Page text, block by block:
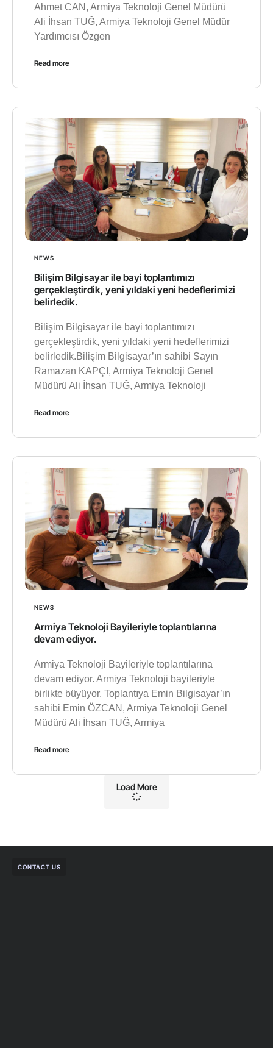
Ahmet CAN, Armiya Teknoloji Genel Müdürü
Ali İhsan TUĞ, Armiya Teknoloji Genel Müdür
Yardımcısı Özgen
Read more
NEWS
Bilişim Bilgisayar ile bayi toplantımızı
gerçekleştirdik, yeni yıldaki yeni hedeflerimizi
belirledik.
Bilişim Bilgisayar ile bayi toplantımızı
gerçekleştirdik, yeni yıldaki yeni hedeflerimizi
belirledik.Bilişim Bilgisayar’ın sahibi Sayın
Ramazan KAPÇI, Armiya Teknoloji Genel
Müdürü Ali İhsan TUĞ, Armiya Teknoloji
Read more
NEWS
Armiya Teknoloji Bayileriyle toplantılarına
devam ediyor.
Armiya Teknoloji Bayileriyle toplantılarına
devam ediyor. Armiya Teknoloji bayileriyle
birlikte büyüyor. Toplantıya Emin Bilgisayar’ın
sahibi Emin ÖZCAN, Armiya Teknoloji Genel
Müdürü Ali İhsan TUĞ, Armiya
Read more
Load More
CONTACT US